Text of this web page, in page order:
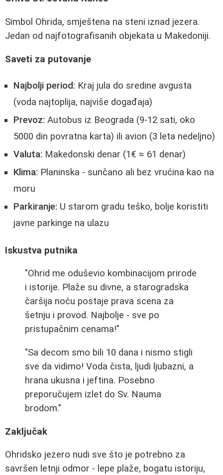
Simbol Ohrida, smještena na steni iznad jezera.
Jedan od najfotografisanih objekata u Makedoniji.
Saveti za putovanje
Najbolji period: Kraj jula do sredine avgusta
(voda najtoplija, najviše događaja)
Prevoz: Autobus iz Beograda (9-12 sati, oko
5000 din povratna karta) ili avion (3 leta nedeljno)
Valuta: Makedonski denar (1€ ≈ 61 denar)
Klima: Planinska - sunčano ali bez vrućina kao na
moru
Parkiranje: U starom gradu teško, bolje koristiti
javne parkinge na ulazu
Iskustva putnika
"Ohrid me oduševio kombinacijom prirode
i istorije. Plaže su divne, a starogradska
čaršija noću postaje prava scena za
šetnju i provod. Najbolje - sve po
pristupačnim cenama!"
"Sa decom smo bili 10 dana i nismo stigli
sve da vidimo! Voda čista, ljudi ljubazni, a
hrana ukusna i jeftina. Posebno
preporučujem izlet do Sv. Nauma
brodom."
Zaključak
Ohridsko jezero nudi sve što je potrebno za
savršen letnji odmor - lepe plaže, bogatu istoriju,